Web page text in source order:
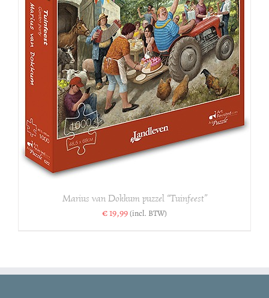
Marius van Dokkum puzzel “Tuinfeest”
€19,99(incl. BTW)